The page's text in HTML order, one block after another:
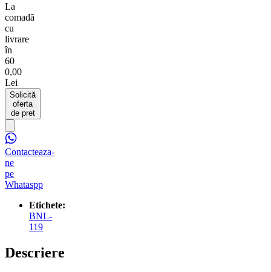
La
comadã
cu
livrare
în
60
0,00
Lei
Solicită
oferta
de pret
Contacteaza-
ne
pe
Whataspp
Etichete:
BNL-
119
Descriere